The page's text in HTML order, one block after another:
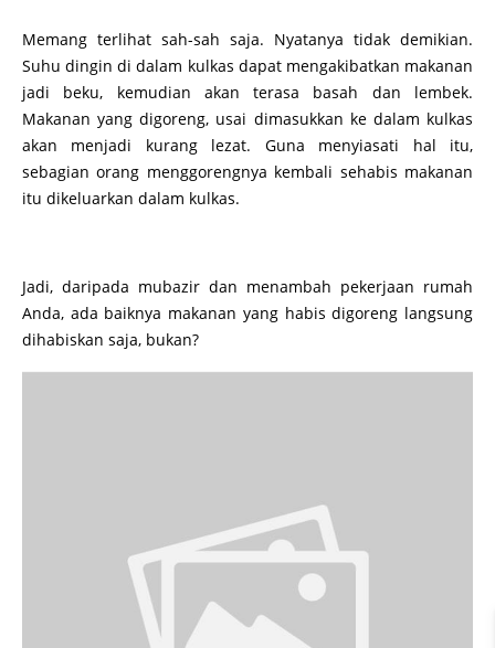
Memang terlihat sah-sah saja. Nyatanya tidak demikian.
Suhu dingin di dalam kulkas dapat mengakibatkan makanan
jadi beku, kemudian akan terasa basah dan lembek.
Makanan yang digoreng, usai dimasukkan ke dalam kulkas
akan menjadi kurang lezat. Guna menyiasati hal itu,
sebagian orang menggorengnya kembali sehabis makanan
itu dikeluarkan dalam kulkas.
Jadi, daripada mubazir dan menambah pekerjaan rumah
Anda, ada baiknya makanan yang habis digoreng langsung
dihabiskan saja, bukan?